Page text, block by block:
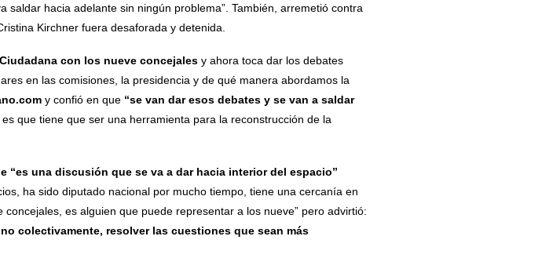
saldar hacia adelante sin ningún problema”. También, arremetió contra
Kirchner fuera desaforada y detenida.
con los nueve concejalesy ahora toca dar los debates
en las comisiones, la presidencia y de qué manera abordamos la
y confió en que “se van dar esos debates y se van a saldar
que tiene que ser una herramienta para la reconstrucción de la
“es una discusión que se va a dar hacia interior del espacio”
ha sido diputado nacional por mucho tiempo, tiene una cercanía en
es alguien que puede representar a los nueve” pero advirtió:
colectivamente, resolver las cuestiones que sean más